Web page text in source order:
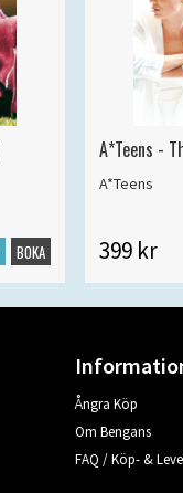
BOKA
A*Teens -
A*Teens
399 kr
Ångra Köp
Om Bengans
FAQ / Köp- &